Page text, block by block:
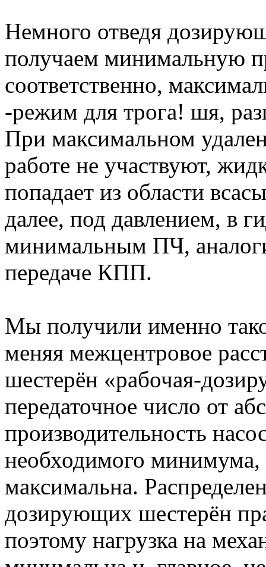
Немного отведя
получаем минимальную
соответственно,
-режим для трога! шя,
При максимальном
работе не участвуют,
попадает из области
далее, под давлением, в
минимальным ПЧ,
передаче КПП.
Мы получили именно
меняя межцентровое
шестерён «рабочая-
передаточное число от
производительность
необходимого минимума,
максимальна.
дозирующих шестерён
поэтому нагрузка на